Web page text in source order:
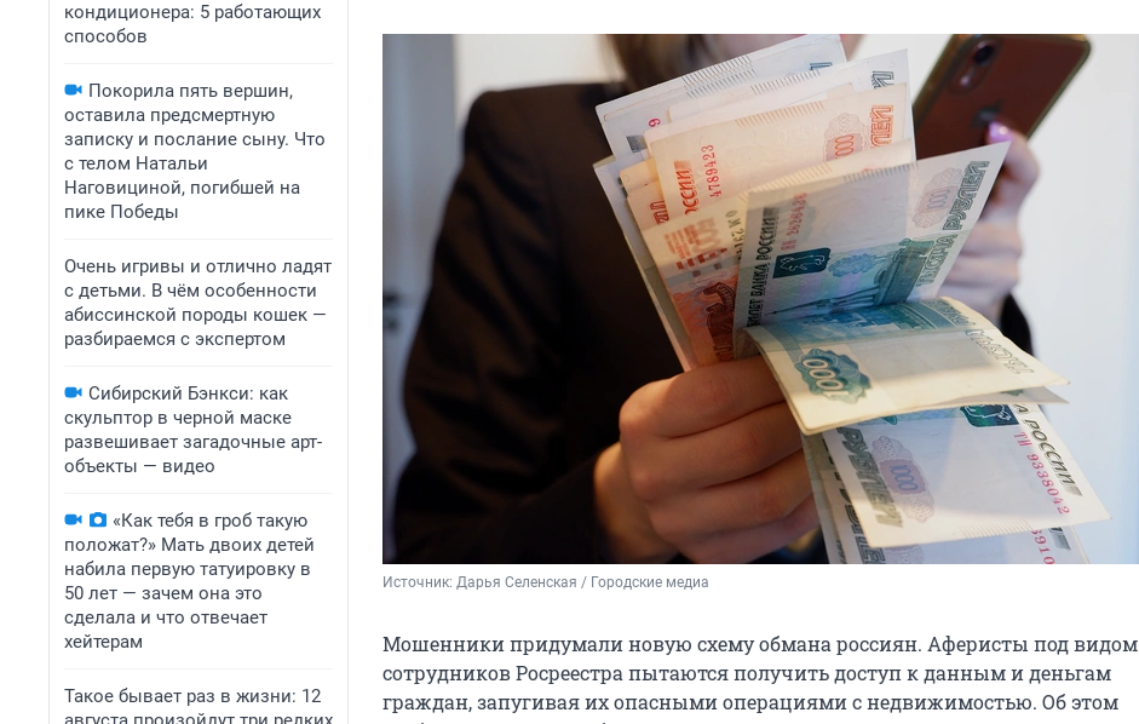
кондиционера: 5 работающих
способов
Покорила пять вершин,
оставила предсмертную
записку и послание сыну. Что
с телом Натальи
Наговициной, погибшей на
пике Победы
Очень игривы и отлично ладят
с детьми. В чём особенности
абиссинской породы кошек —
разбираемся с экспертом
Сибирский Бэнкси: как
скульптор в черной маске
развешивает загадочные арт-
объекты — видео
«Как тебя в гроб такую
положат?» Мать двоих детей
набила первую татуировку в
50 лет — зачем она это
сделала и что отвечает
хейтерам
Такое бывает раз в жизни: 12
Источник: Дарья Селенская / Городские медиа
Мошенники придумали новую схему обмана россиян. Аферисты под видом
сотрудников Росреестра пытаются получить доступ к данным и деньгам
граждан, запугивая их опасными операциями с недвижимостью. Об этом